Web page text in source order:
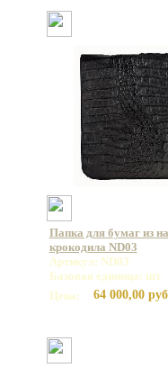
Папка для бумаг из
крокодила ND03
Артикул: ND03
Базовая единица: шт
Цена:
64 000,00